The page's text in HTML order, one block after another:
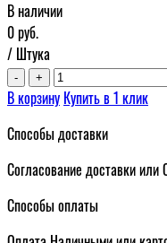
В наличии
0руб.
/ Штука
- +
В корзину Купить в 1 клик
Способы доставки
Согласование доставки или
Способы оплаты